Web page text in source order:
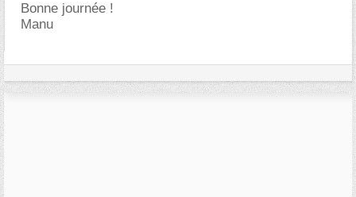
Bonne journée !
Manu